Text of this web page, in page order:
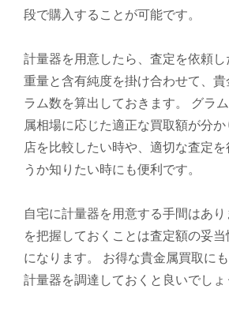
段で購入することが可能です。
計量器を用意したら、査定を依頼
重量と含有純度を掛け合わせて、
ラム数を算出しておきます。 グラ
属相場に応じた適正な買取額が分
店を比較したい時や、適切な査定
うか知りたい時にも便利です。
自宅に計量器を用意する手間はあ
を把握しておくことは査定額の妥当
になります。 お得な貴金属買取に
計量器を調達しておくと良いでしょ